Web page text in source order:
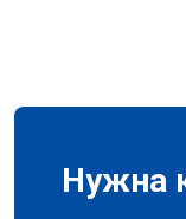
Нужна